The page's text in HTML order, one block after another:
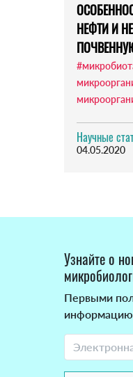
НЕФТИ И
Научные
04.05.2020
Узнайте о
Первыми
информацию